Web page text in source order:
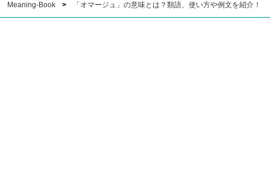
Meaning-Book 「オマージュ」の意味とは？類語、使い方や例文を紹介！